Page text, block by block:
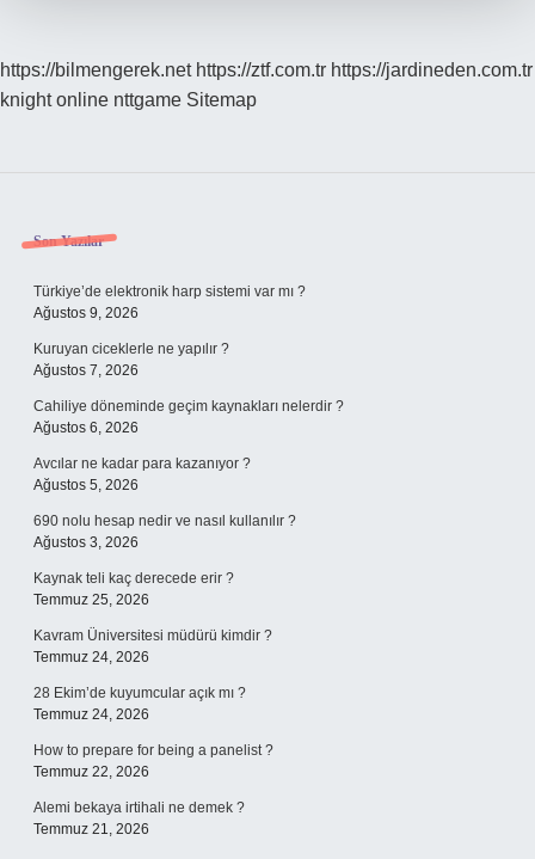
https://bilmengerek.net https://ztf.com.tr https://jardineden.com.tr
knight online nttgame Sitemap
Sidebar
Son Yazılar
Türkiye’de elektronik harp sistemi var mı ?
Ağustos 9, 2026
Kuruyan ciceklerle ne yapılır ?
Ağustos 7, 2026
Cahiliye döneminde geçim kaynakları nelerdir ?
Ağustos 6, 2026
Avcılar ne kadar para kazanıyor ?
Ağustos 5, 2026
690 nolu hesap nedir ve nasıl kullanılır ?
Ağustos 3, 2026
Kaynak teli kaç derecede erir ?
Temmuz 25, 2026
Kavram Üniversitesi müdürü kimdir ?
Temmuz 24, 2026
28 Ekim’de kuyumcular açık mı ?
Temmuz 24, 2026
How to prepare for being a panelist ?
Temmuz 22, 2026
Alemi bekaya irtihali ne demek ?
Temmuz 21, 2026